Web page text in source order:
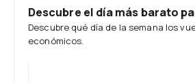
Descubre el día más barato
Descubre qué día de la semana los
económicos.